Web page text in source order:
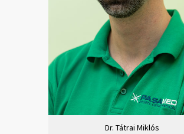
Dr. Tátrai Miklós